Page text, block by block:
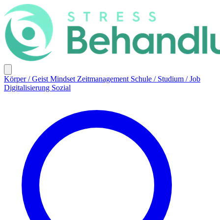
Körper / Geist Mindset Zeitmanagement Schule / Studium / Job
Digitalisierung Sozial